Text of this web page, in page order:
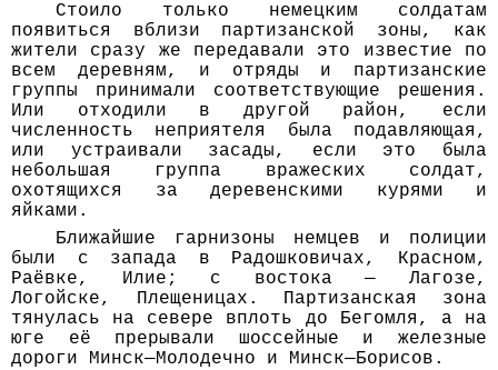
Стоило только немецким солдатам
появиться вблизи партизанской зоны, как
жители сразу же передавали это известие по
всем деревням, и отряды и партизанские
группы принимали соответствующие решения.
Или отходили в другой район, если
численность неприятеля была подавляющая,
или устраивали засады, если это была
небольшая группа вражеских солдат,
охотящихся за деревенскими курями и
яйками.
Ближайшие гарнизоны немцев и полиции
были с запада в Радошковичах, Красном,
Раёвке, Илие; с востока — Лагозе,
Логойске, Плещеницах. Партизанская зона
тянулась на севере вплоть до Бегомля, а на
юге её прерывали шоссейные и железные
дороги Минск—Молодечно и Минск—Борисов.